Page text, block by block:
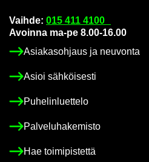
Vaih­de: 015 411 4100
Avoin­na ma-pe 8.00-16.00
Asia­kas­oh­jaus ja neu­von­ta
Asioi säh­köi­ses­ti
Pu­he­lin­luet­te­lo
Pal­ve­lu­ha­ke­mis­to
Hae toi­mi­pis­tet­tä